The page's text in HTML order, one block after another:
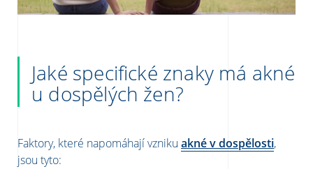
Jaké specifické znaky má akné
u dospělých žen?
Faktory, které napomáhají vzniku akné v dospělosti,
jsou tyto: